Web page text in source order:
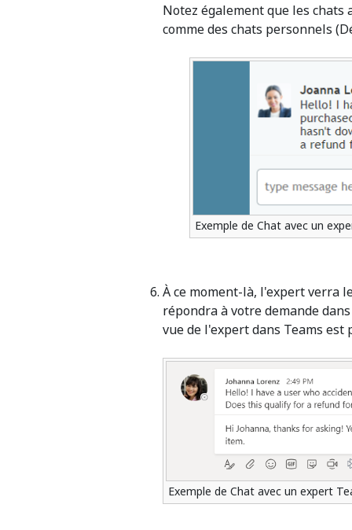
Notez également que les chats
comme des chats personnels
Exemple de Chat avec un
À ce moment-là, l'expert verra
répondra à votre demande
vue de l'expert dans Teams est
Exemple de Chat avec un expert